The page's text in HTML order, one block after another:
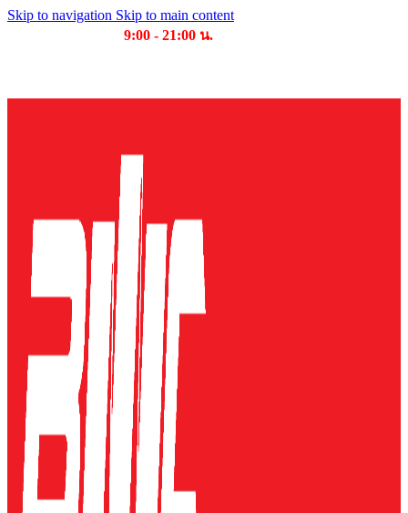
Skip to navigation Skip to main content
9:00 - 21:00 น.